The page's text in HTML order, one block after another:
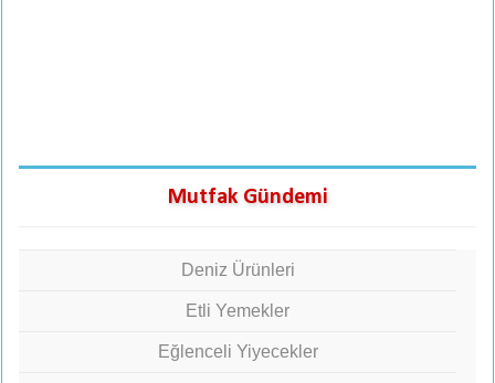
Mutfak Gündemi
Deniz Ürünleri
Etli Yemekler
Eğlenceli Yiyecekler